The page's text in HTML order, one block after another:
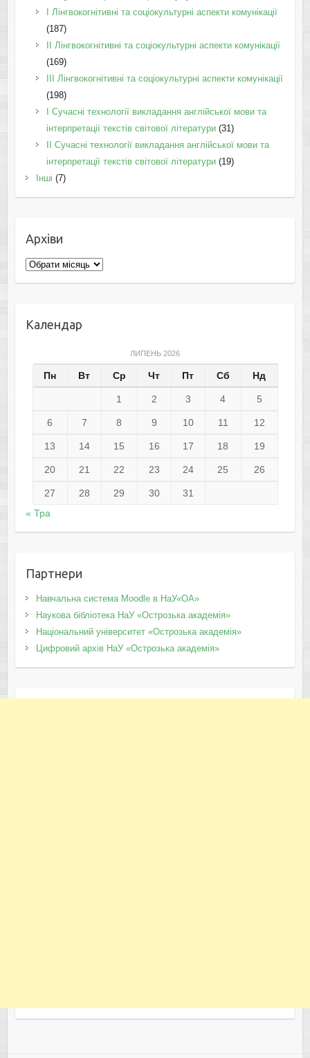
I Лінгвокогнітивні та соціокультурні аспекти комунікації
(187)
IІ Лінгвокогнітивні та соціокультурні аспекти комунікації
(169)
IІI Лінгвокогнітивні та соціокультурні аспекти комунікації
(198)
I Cучасні технології викладання англійської мови та
інтерпретації текстів світової літератури(31)
II Cучасні технології викладання англійської мови та
інтерпретації текстів світової літератури(19)
Інші (7)
Архіви
Архіви
Календар
ЛИПЕНЬ 2026
Пн Вт Ср Чт Пт Сб Нд
1 2 3 4 5
6 7 8 9 10 11 12
13 14 15 16 17 18 19
20 21 22 23 24 25 26
27 28 29 30
31
« Тра
Партнери
Навчальна система Moodle в НаУ«ОА»
Наукова бібліотека НаУ «Острозька академія»
Національний університет «Острозька академія»
Цифровий архів НаУ «Острозька академія»